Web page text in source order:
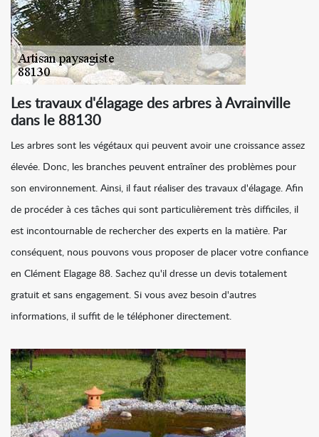
Les travaux d'élagage des arbres à Avrainville
dans le 88130
Les arbres sont les végétaux qui peuvent avoir une croissance assez
élevée. Donc, les branches peuvent entraîner des problèmes pour
son environnement. Ainsi, il faut réaliser des travaux d'élagage. Afin
de procéder à ces tâches qui sont particulièrement très difficiles, il
est incontournable de rechercher des experts en la matière. Par
conséquent, nous pouvons vous proposer de placer votre confiance
en Clément Elagage 88. Sachez qu'il dresse un devis totalement
gratuit et sans engagement. Si vous avez besoin d'autres
informations, il suffit de le téléphoner directement.